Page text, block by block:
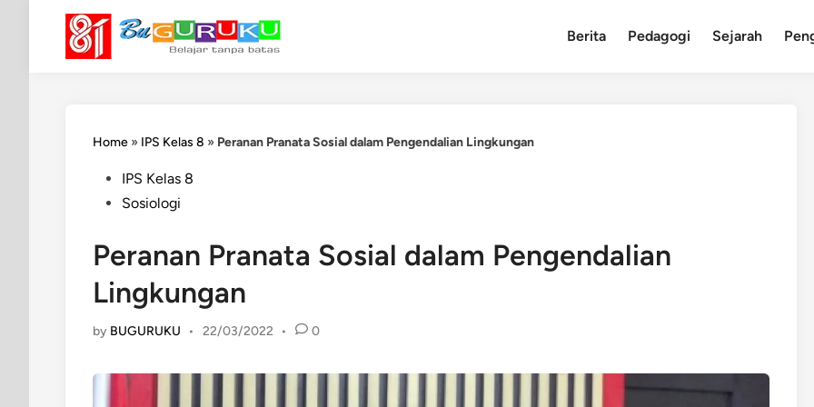
content
Berita Pedagogi Sejarah
Home » IPS Kelas 8 » Peranan Pranata Sosial dalam Pengendalian Lingkungan
PostedIPS Kelas 8
Sosiologi
Peranan Pranata Sosial dalam Pengendalian
Lingkungan
by BUGURUKU • 22/03/2022 • 0